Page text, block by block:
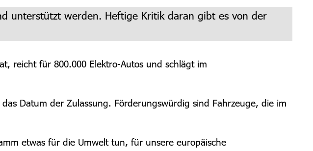
unterstützt werden. Heftige Kritik daran gibt es von der
reicht für 800.000 Elektro-Autos und schlägt im
Datum der Zulassung. Förderungswürdig sind Fahrzeuge, die im
etwas für die Umwelt tun, für unsere europäische